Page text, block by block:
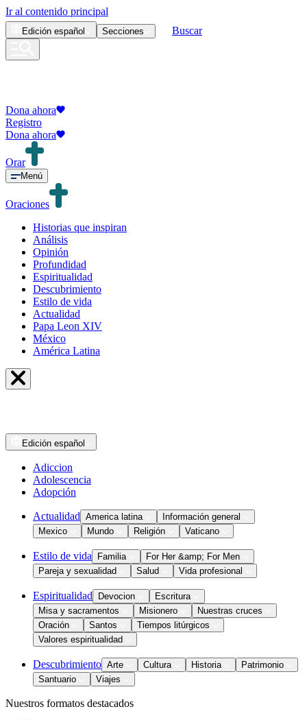
Ir al contenido principal
Edición español Secciones Buscar
Dona ahora
Registro
Dona ahora
Orar
Menú
Oraciones
Historias que inspiran
Análisis
Opinión
Profundidad
Espiritualidad
Descubrimiento
Estilo de vida
Actualidad
Papa Leon XIV
México
América Latina
Edición español
Adiccion
Adolescencia
Adopción
Actualidad America latina
Información general
Mexico
Mundo Religión Vaticano
Estilo de vida Familia
For Her &amp; For Men
Pareja y sexualidad
Salud Vida profesional
Espiritualidad Devocion
Escritura
Misa y sacramentos
Misionero
Nuestras cruces
Oración
Santos
Tiempos litúrgicos
Valores espiritualidad
Descubrimiento Arte Cultura Historia
Patrimonio
Santuario
Viajes
Nuestros formatos destacados